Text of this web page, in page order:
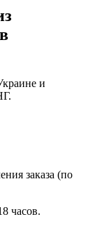
и
заказа (по
часов.